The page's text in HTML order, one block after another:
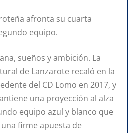
afronta su cuarta
equipo.
sueños y ambición. La
de Lanzarote recaló en la
del CD Lomo en 2017, y
una proyección al alza
equipo azul y blanco que
firme apuesta de